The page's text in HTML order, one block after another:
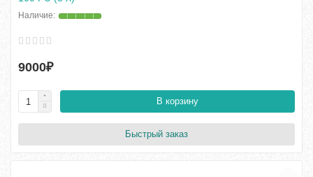
9000₽
В корзину
Быстрый заказ